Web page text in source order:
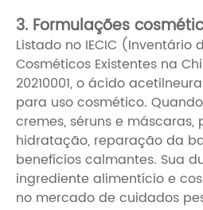
3. Formulações
Listado no IECIC (Inventário
Cosméticos Existentes na
20210001, o ácido
para uso cosmético.
cremes, séruns e máscaras,
hidratação, reparação da
benefícios calmantes. Sua
ingrediente alimentício e
no mercado de cuidados